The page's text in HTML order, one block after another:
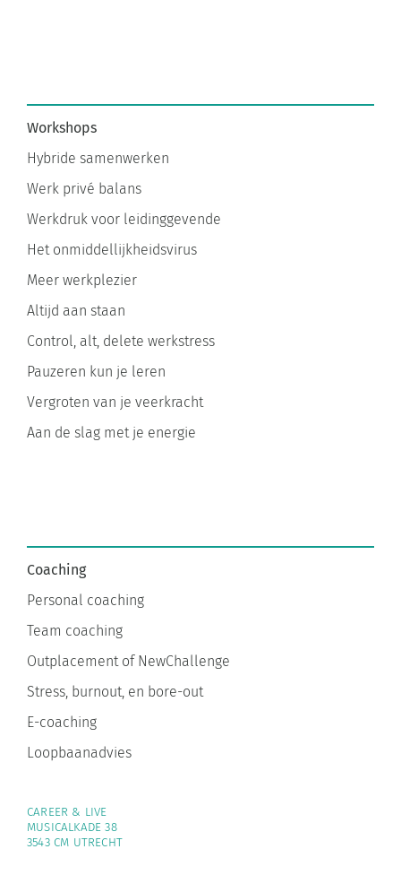
Workshops
Hybride samenwerken
Werk privé balans
Werkdruk voor leidinggevende
Het onmiddellijkheidsvirus
Meer werkplezier
Altijd aan staan
Control, alt, delete werkstress
Pauzeren kun je leren
Vergroten van je veerkracht
Aan de slag met je energie
Coaching
Personal coaching
Team coaching
Outplacement of NewChallenge
Stress, burnout, en bore-out
E-coaching
Loopbaanadvies
CAREER & LIVE
MUSICALKADE 38
3543 CM UTRECHT